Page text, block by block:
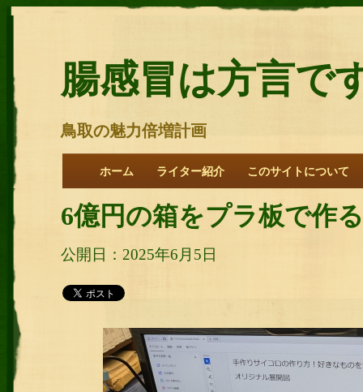
腸感冒は方言で
鳥取の魅力倍増計画
ホーム ライター紹介 このサイトについて
6億円の箱をプラ板で作る
公開日：2025年6月5日